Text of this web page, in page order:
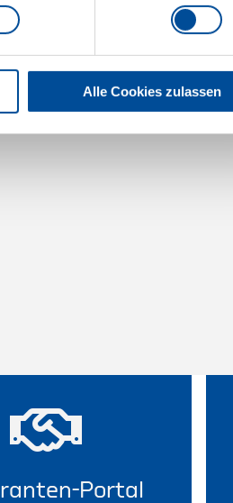
Alle Cookies zulassen
Portal